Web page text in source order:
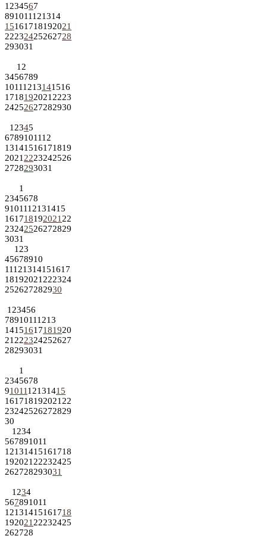
1 234567
891011121314
15161718192021
22232425262728
293031
1 2
3456789
10111213141516
1718192021 2223
24252627282930
1 2345
6789101112
13141516171819
2021 2223242526
2728293031
1
2345678
9101112131415
161718192021 22
23242526272829
3031
1 23
45678910
11121314151617
18192021 222324
252627282930
1 23456
78910111213
14151617181920
21 222324252627
28293031
1
2345678
9101112131415
161718192021 22
23242526272829
30
1 234
567891011
12131415161718
192021 22232425
262728293031
1 234
567891011
12131415161718
192021 22232425
262728